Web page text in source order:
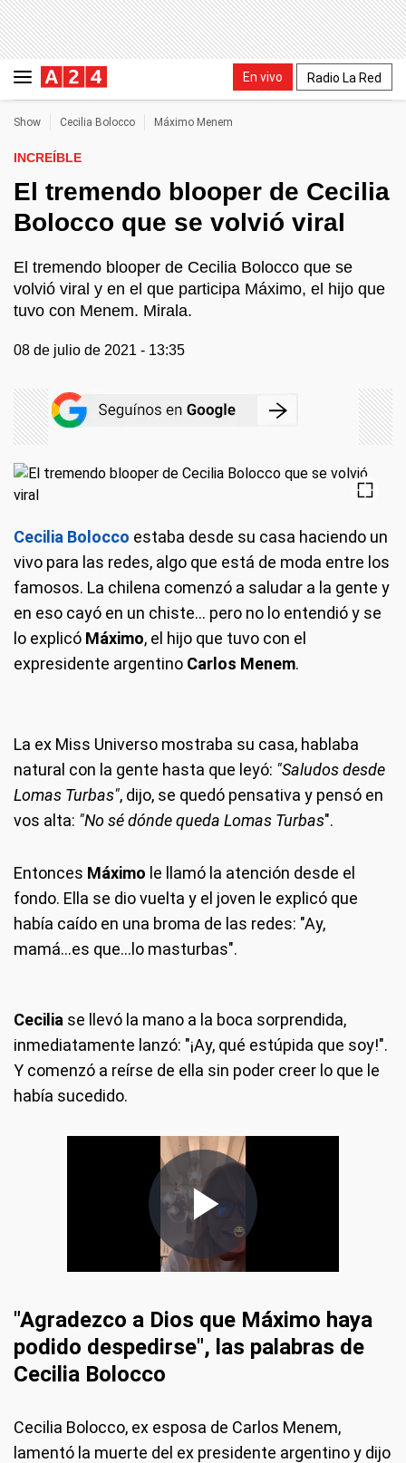
En vivo Radio La Red
Show Cecilia Bolocco Máximo Menem
INCREÍBLE
El tremendo blooper de Cecilia
Bolocco que se volvió viral
El tremendo blooper de Cecilia Bolocco que se
volvió viral y en el que participa Máximo, el hijo que
tuvo con Menem. Mirala.
08 de julio de 2021 - 13:35
Cecilia Bolocco estaba desde su casa haciendo un
vivo para las redes, algo que está de moda entre los
famosos. La chilena comenzó a saludar a la gente y
en eso cayó en un chiste… pero no lo entendió y se
lo explicó Máximo, el hijo que tuvo con el
expresidente argentino Carlos Menem.
La ex Miss Universo mostraba su casa, hablaba
natural con la gente hasta que leyó: "Saludos desde
Lomas Turbas", dijo, se quedó pensativa y pensó en
vos alta: "No sé dónde queda Lomas Turbas".
Entonces Máximo le llamó la atención desde el
fondo. Ella se dio vuelta y el joven le explicó que
había caído en una broma de las redes: "Ay,
mamá...es que...lo masturbas".
Cecilia se llevó la mano a la boca sorprendida,
inmediatamente lanzó: "¡Ay, qué estúpida que soy!".
Y comenzó a reírse de ella sin poder creer lo que le
había sucedido.
"Agradezco a Dios que Máximo haya
podido despedirse", las palabras de
Cecilia Bolocco
Cecilia Bolocco, ex esposa de Carlos Menem,
lamentó la muerte del ex presidente argentino y dijo